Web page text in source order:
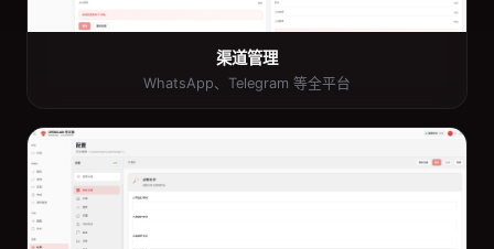
渠道管理
WhatsApp、Telegram 等全平台